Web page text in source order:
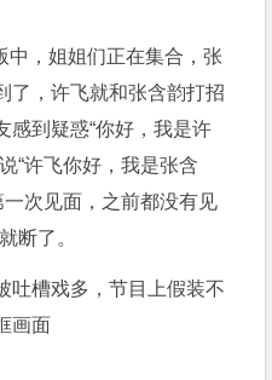
中，姐姐们正在集合，张
了，许飞就和张含韵打招
感到疑惑“你好，我是许
“许飞你好，我是张含
一次见面，之前都没有见
断了。